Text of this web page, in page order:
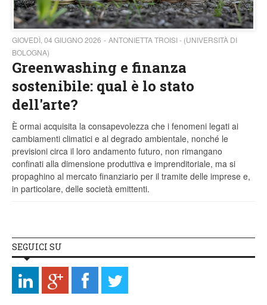
GIOVEDÌ, 04 GIUGNO 2026
ANTONIETTA TROISI - (UNIVERSITÀ DI
BOLOGNA)
Greenwashing e finanza
sostenibile: qual è lo stato
dell'arte?
È ormai acquisita la consapevolezza che i fenomeni legati ai
cambiamenti climatici e al degrado ambientale, nonché le
previsioni circa il loro andamento futuro, non rimangano
confinati alla dimensione produttiva e imprenditoriale, ma si
propaghino al mercato finanziario per il tramite delle imprese e,
in particolare, delle società emittenti.
SEGUICI SU